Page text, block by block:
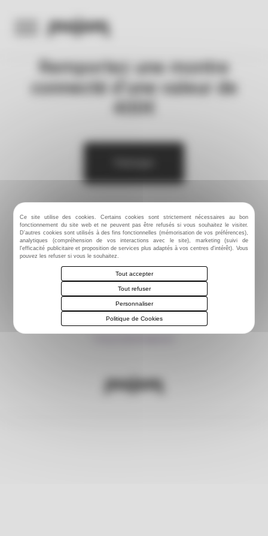
Le lot à remporter
Remportez une montre
connecté d’une valeur de
400€
Imprimer
Ce site utilise des cookies. Certains cookies sont strictement nécessaires au bon
fonctionnement du site web et ne peuvent pas être refusés si vous souhaitez le visiter.
D'autres cookies sont utilisés à des fins fonctionnelles (mémorisation de vos préférences),
analytiques (compréhension de vos interactions avec le site), marketing (suivi de
l'efficacité publicitaire et proposition de services plus adaptés à vos centres d'intérêt). Vous
pouvez les refuser si vous le souhaitez.
Tout accepter
Tout refuser
Personnaliser
Politique de Cookies